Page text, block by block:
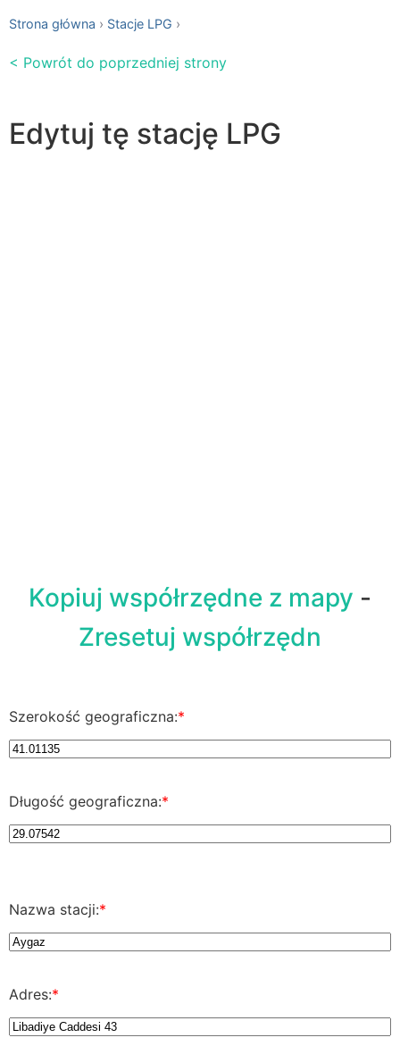
Strona główna Stacje LPG
< Powrót do poprzedniej strony
Edytuj tę stację LPG
Kopiuj współrzędne z mapy -
Zresetuj współrzędn
Szerokość geograficzna:*
Długość geograficzna:*
Nazwa stacji:*
Adres:*